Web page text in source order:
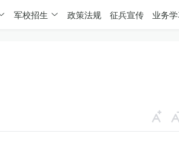
军校招生 政策法规 征兵宣传 业务